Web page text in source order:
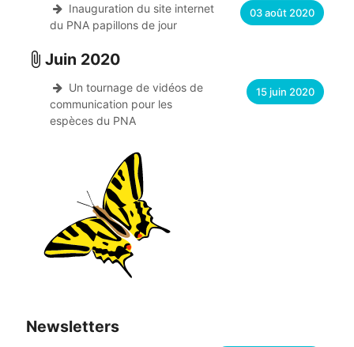
Inauguration du site internet
du PNA papillons de jour
03 août 2020
attach_file Juin 2020
Un tournage de vidéos de
communication pour les
espèces du PNA
15 juin 2020
Newsletters